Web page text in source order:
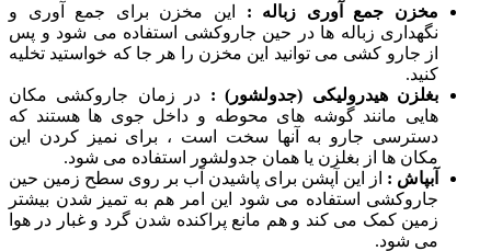
مخزن جمع آوری زباله : این مخزن برای جمع آوری و
نگهداری زباله ها در حین جاروکشی استفاده می شود و پس
از جارو کشی می توانید این مخزن را هر جا که خواستید تخلیه
کنید.
بغلزن هیدرولیکی (جدولشور) : در زمان جاروکشی مکان
هایی مانند گوشه های محوطه و داخل جوی ها هستند که
دسترسی جارو به آنها سخت است ، برای نمیز کردن این
مکان ها از بغلزن یا همان جدولشور استفاده می شود.
آبپاش : از این آپشن برای پاشیدن آب بر روی سطح زمین حین
جاروکشی استفاده می شود این امر هم به تمیز شدن بیشتر
زمین کمک می کند و هم مانع پراکنده شدن گرد و غبار در هوا
می شود.